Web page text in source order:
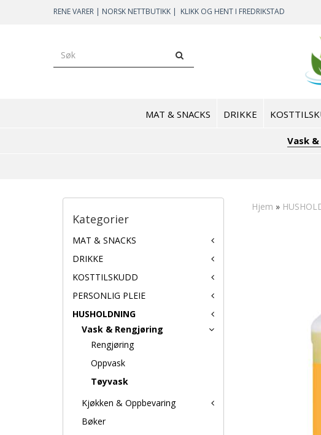
RENE VARER | NORSK NETTBUTIKK | KLIKK OG HENT I FREDRIKSTAD
MAT & SNACKS DRIKKE
Vask
Kategorier
MAT & SNACKS
DRIKKE
KOSTTILSKUDD
PERSONLIG PLEIE
HUSHOLDNING
Vask & Rengjøring
Rengjøring
Oppvask
Tøyvask
Kjøkken & Oppbevaring
Bøker
Hjem »